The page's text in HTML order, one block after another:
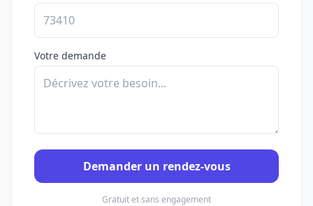
Votre demande
Demander un rendez-vous
Gratuit et sans engagement